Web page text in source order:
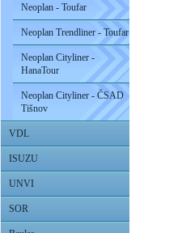
Neoplan - Toufar
Neoplan Trendliner - Toufar
Neoplan Cityliner -
HanaTour
Neoplan Cityliner - ČSAD
Tišnov
VDL
ISUZU
UNVI
SOR